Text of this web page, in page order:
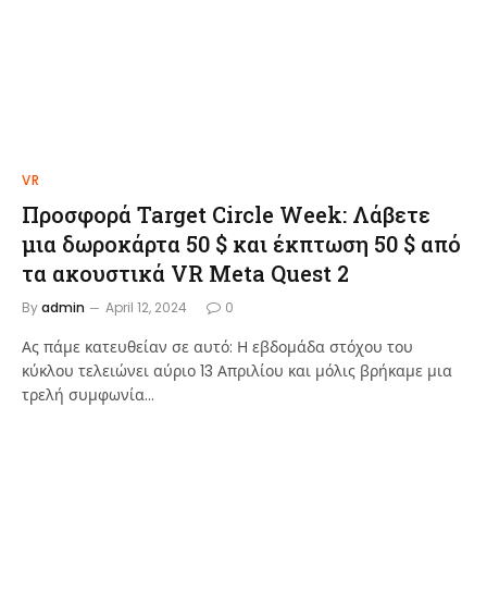
VR
Προσφορά Target Circle Week: Λάβετε
μια δωροκάρτα 50 $ και έκπτωση 50 $ από
τα ακουστικά VR Meta Quest 2
Byadmin April 12, 2024 0
Ας πάμε κατευθείαν σε αυτό: Η εβδομάδα στόχου του
κύκλου τελειώνει αύριο 13 Απριλίου και μόλις βρήκαμε μια
τρελή συμφωνία…